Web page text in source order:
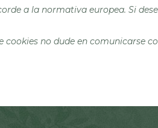
a la normativa europea. Si
cookies no dude en comunicarse